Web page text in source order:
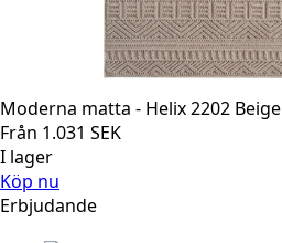
Moderna matta - Helix 2202 Beige
Från 1.031 SEK
I lager
Köp nu
Erbjudande